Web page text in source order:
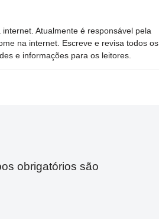
Atualmente é responsável pela
na internet. Escreve e revisa todos os
e informações para os leitores.
obrigatórios são